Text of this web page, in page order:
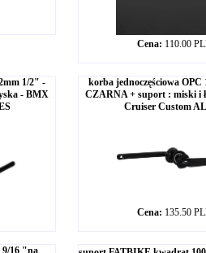
Cena: 110.00
1/2" -
- BMX
korba jednoczęściowa OPC
CZARNA + suport : miski i
Cruiser Custom
Cena: 135.50
9/16 "na